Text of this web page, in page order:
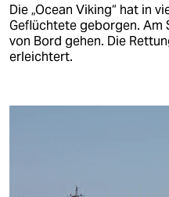
Die „Ocean Viking“ hat in
Geflüchtete geborgen. Am
von Bord gehen. Die
erleichtert.